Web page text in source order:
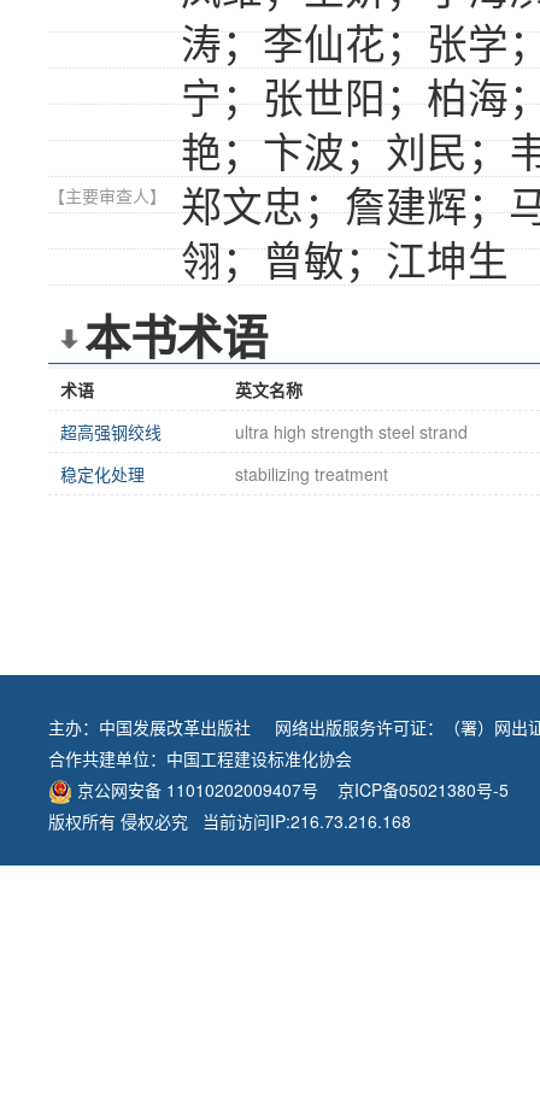
涛；李仙花；张学
宁；张世阳；柏海
艳；卞波；刘民；
【主要审查人】
郑文忠；詹建辉；
翎；曾敏；江坤生
本书术语
术语
英文名称
超高强钢绞线
ultra high strength steel strand
稳定化处理
stabilizing treatment
主办： 中国发展改革出版社
网络出版服务许可证：（署）网出
合作共建单位： 中国工程建设标准化协会
京公网安备 11010202009407号
京ICP备05021380号-5
版权所有 侵权必究 当前访问IP:216.73.216.168